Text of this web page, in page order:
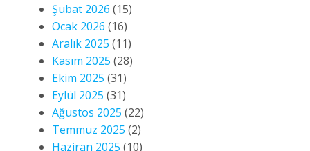
Şubat 2026 (15)
Ocak 2026 (16)
Aralık 2025 (11)
Kasım 2025 (28)
Ekim 2025 (31)
Eylül 2025 (31)
Ağustos 2025 (22)
Temmuz 2025 (2)
Haziran 2025 (10)